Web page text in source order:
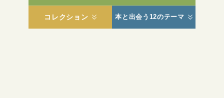
コレクション 本と出会う12のテーマ